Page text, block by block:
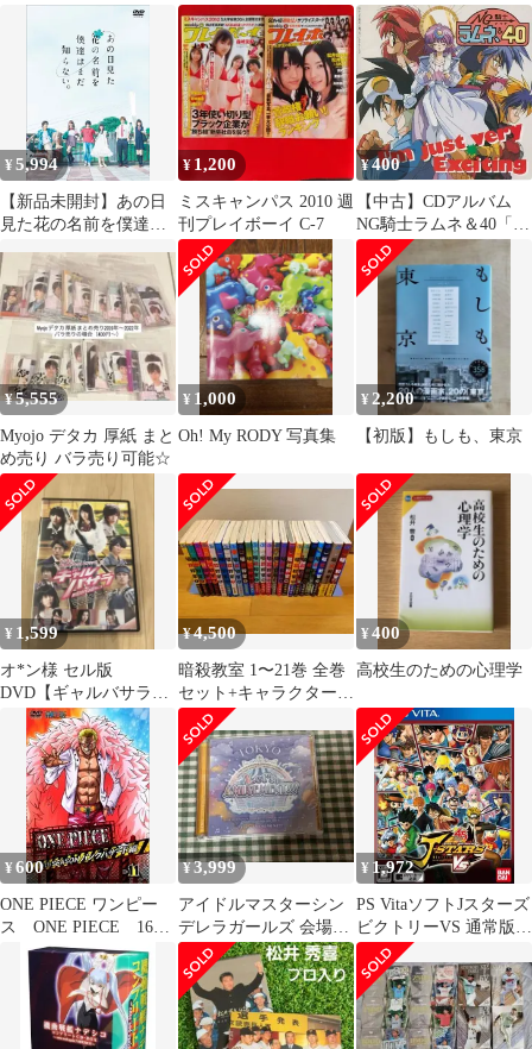
ラカード まとめ売り、
バラ売り可能
ー モノクロ 大量
バラ売り
サイン入ポスター
2026年カレンダー
¥5,994
【新品未開封】あの日
見た花の名前を僕達は
村上虹郎 (出演) 形式:
DVD
¥ 1,200
ミスキャンパス 2010 週
刊プレイボーイ C-7
¥400
【中古】CDアルバム
NG騎士ラムネ＆40「俺
は今猛烈に熱血してい
るっ!」
¥5,555
Myojo デタカ 厚紙 まと
め売り バラ売り可能☆
¥ 1,000
Oh! My RODY 写真集
¥ 2,200
【初版】もしも、東京
¥ 1,599
オ*ン様 セル版
DVD【ギャルバサラ】
有村架純 竹富聖花 荒井
萌 木崎ゆりあ
¥4,500
暗殺教室 1〜21巻 全巻
セット+キャラクターブ
ック ファンブック すべ
て初版
¥400
高校生のための心理学
¥600
ONE PIECE ワンピー
ス ONE PIECE 16ｔ
ｈ ＳＥＡＳＯＮ パン
クハザード編11 T-
D1747
¥3,999
アイドルマスターシン
デレラガールズ 会場
CD デレステ10th
TOKYO
¥ 1,972
PS VitaソフトJスターズ
ビクトリーVS 通常版
バンダイナムコゲーム
ス